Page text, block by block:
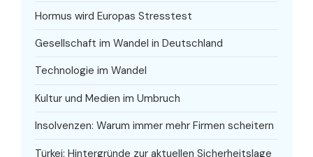
Hormus wird Europas Stresstest
Gesellschaft im Wandel in Deutschland
Technologie im Wandel
Kultur und Medien im Umbruch
Insolvenzen: Warum immer mehr Firmen scheitern
Türkei: Hintergründe zur aktuellen Sicherheitslage